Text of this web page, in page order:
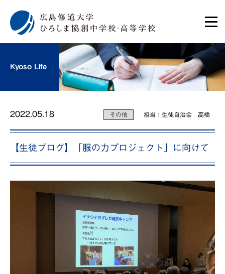
Kyoso Life
2022.05.18 その他 担当：生徒自治会 高橋
【生徒ブログ】「服の力プロジェクト」に向けて